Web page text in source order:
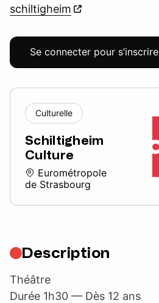
schiltigheim
Se connecter pour s’inscrire
Culturelle
Schiltigheim
Culture
Eurométropole
de Strasbourg
Description
Théâtre
Durée 1h30 — Dès 12 ans